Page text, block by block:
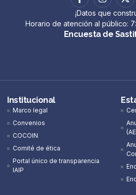
¡Datos que
Horario de atención al público:
Encuesta de
Institucional
Marco legal
Convenios
COCOIN
Comité de ética
Portal único de transparencia
IAIP